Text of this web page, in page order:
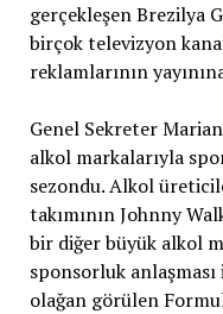
gerçekleşen Brezilya
birçok televizyon
reklamlarının
Genel Sekreter
alkol markalarıyla
sezondu. Alkol
takımının Johnny
bir diğer büyük alkol
sponsorluk
olağan görülen